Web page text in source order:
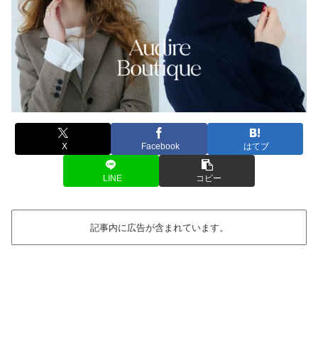
X Facebook はてブ
LINE コピー
記事内に広告が含まれています。